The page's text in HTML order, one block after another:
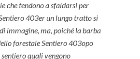
che tendono a sfaldarsi per
403er un lungo tratto si
immagine, ma, poiché la barba
forestale Sentiero 403opo
quali vengono